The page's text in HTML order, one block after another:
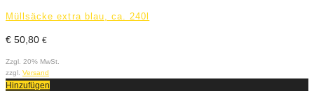
Müllsäcke extra blau, ca. 240l
€ 50,80 €
Zzgl. 20% MwSt.
zzgl. Versand
Hinzufügen